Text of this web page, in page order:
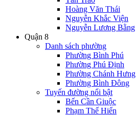
Hoàng Văn Thái
Nguyễn Khắc Viện
Nguyễn Lương Bằng
Quận 8
Danh sách phường
Phường Bình Phú
Phường Phú Định
Phường Chánh Hưng
Phường Bình Đông
Tuyến đường nổi bật
Bến Cần Giuộc
Phạm Thế Hiển